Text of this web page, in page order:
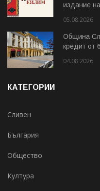
издание
05.08.2026
Община
кредит от
04.08.2026
КАТЕГОРИИ
Сливен
България
Общество
Култура